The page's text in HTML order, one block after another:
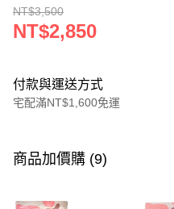
NT$3,500
NT$2,850
付款與運送方式
宅配滿NT$1,600免運
信用卡一次付款
商品加價購 (9)